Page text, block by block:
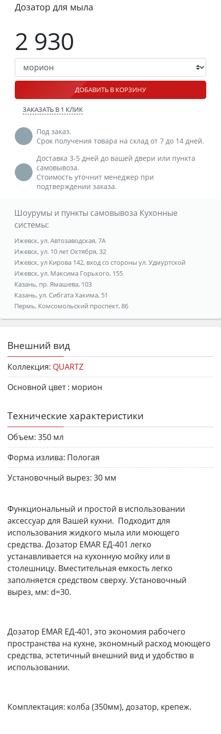
Дозатор для мыла
2 930
ДОБАВИТЬ В КОРЗИНУ
ЗАКАЗАТЬ В 1 КЛИК
Под заказ.
Срок получения товара на склад от 7 до 14 дней.
Доставка 3-5 дней до вашей двери или пункта
самовывоза.
Стоимость уточнит менеджер при
подтверждении заказа.
Шоурумы и пункты самовывоза Кухонные
системы:
Ижевск, ул. Автозаводская, 7А
Ижевск, ул. 10 лет Октября, 32
Ижевск, ул Кирова 142, вход со стороны ул. Удмуртской
Ижевск, ул. Максима Горького, 155
Казань, пр. Ямашева, 103
Казань, ул. Сибгата Хакима, 51
Пермь, Комсомольский проспект, 86
Внешний вид
Коллекция: QUARTZ
Основной цвет : морион
Технические характеристики
Объем: 350 мл
Форма излива: Пологая
Установочный вырез: 30 мм
Функциональный и простой в использовании
аксессуар для Вашей кухни. Подходит для
использования жидкого мыла или моющего
средства. Дозатор EMAR ЕД-401 легко
устанавливается на кухонную мойку или в
столешницу. Вместительная емкость легко
заполняется средством сверху. Установочный
вырез, мм: d=30.
Дозатор EMAR ЕД-401, это экономия рабочего
пространства на кухне, экономный расход моющего
средства, эстетичный внешний вид и удобство в
использовании.
Комплектация: колба (350мм), дозатор, крепеж.